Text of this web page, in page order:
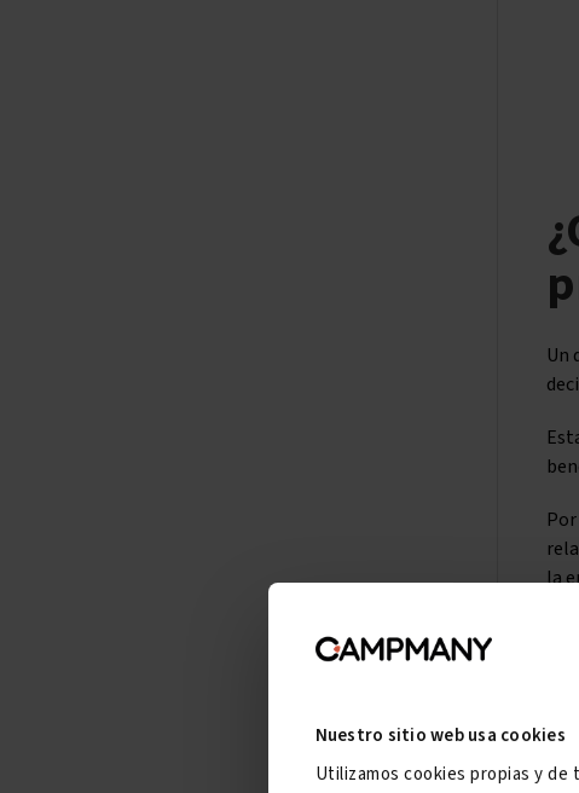
Nuestro sitio web usa cookies
Utilizamos cookies propias y
Un
la
La